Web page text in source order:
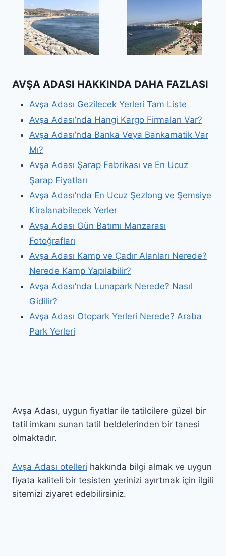
AVŞA ADASI HAKKINDA DAHA FAZLASI
Avşa Adası Gezilecek Yerleri Tam Liste
Avşa Adası’nda Hangi Kargo Firmaları Var?
Avşa Adası’nda Banka Veya Bankamatik Var
Mı?
Avşa Adası Şarap Fabrikası ve En Ucuz
Şarap Fiyatları
Avşa Adası’nda En Ucuz Şezlong ve Şemsiye
Kiralanabilecek Yerler
Avşa Adası Gün Batımı Manzarası
Fotoğrafları
Avşa Adası Kamp ve Çadır Alanları Nerede?
Nerede Kamp Yapılabilir?
Avşa Adası’nda Lunapark Nerede? Nasıl
Gidilir?
Avşa Adası Otopark Yerleri Nerede? Araba
Park Yerleri
Avşa Adası, uygun fiyatlar ile tatilcilere güzel bir
tatil imkanı sunan tatil beldelerinden bir tanesi
olmaktadır.
Avşa Adası otelleri hakkında bilgi almak ve uygun
fiyata kaliteli bir tesisten yerinizi ayırtmak için ilgili
sitemizi ziyaret edebilirsiniz.